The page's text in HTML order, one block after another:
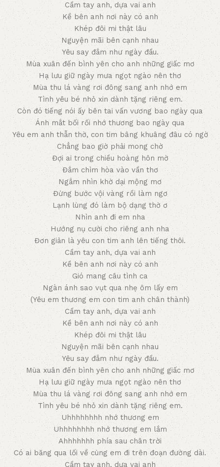
Cầm tay anh, dựa vai anh
Kề bên anh nơi này có anh
Khép đôi mi thật lâu
Nguyện mãi bên cạnh nhau
Yêu say đắm như ngày đầu.
Mùa xuân đến bình yên cho anh những giấc mơ
Hạ lưu giữ ngày mưa ngọt ngào nên thơ
Mùa thu lá vàng rơi đông sang anh nhớ em
Tình yêu bé nhỏ xin dành tặng riêng em.
Còn đó tiếng nói ấy bên tai vấn vương bao ngày qua
Ánh mắt bối rối nhớ thương bao ngày qua
Yêu em anh thẫn thờ, con tim bâng khuâng đâu có ngờ
Chẳng bao giờ phải mong chờ
Đợi ai trong chiều hoàng hôn mờ
Đắm chìm hòa vào vần thơ
Ngắm nhìn khờ dại mộng mơ
Đừng bước vội vàng rồi làm ngơ
Lạnh lùng đó làm bộ dạng thờ ơ
Nhìn anh đi em nha
Hướng nụ cười cho riêng anh nha
Đơn giản là yêu con tim anh lên tiếng thôi.
Cầm tay anh, dựa vai anh
Kề bên anh nơi này có anh
Gió mang câu tình ca
Ngàn ánh sao vụt qua nhẹ ôm lấy em
(Yêu em thương em con tim anh chân thành)
Cầm tay anh, dựa vai anh
Kề bên anh nơi này có anh
Khép đôi mi thật lâu
Nguyện mãi bên cạnh nhau
Yêu say đắm như ngày đầu.
Mùa xuân đến bình yên cho anh những giấc mơ
Hạ lưu giữ ngày mưa ngọt ngào nên thơ
Mùa thu lá vàng rơi đông sang anh nhớ em
Tình yêu bé nhỏ xin dành tặng riêng em.
Uhhhhhhhh nhớ thương em
Uhhhhhhhh nhớ thương em lắm
Ahhhhhhh phía sau chân trời
Có ai băng qua lối về cùng em đi trên đoạn đường dài.
Cầm tay anh, dựa vai anh